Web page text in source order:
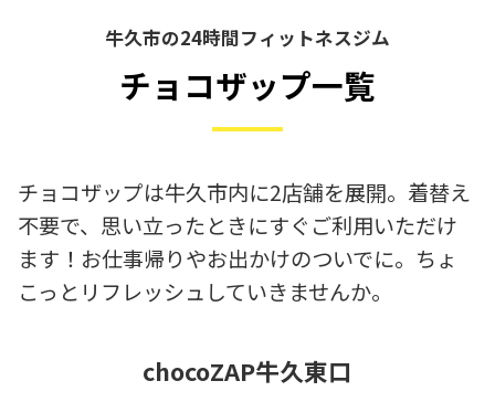
牛久市の24時間フィットネスジム
チョコザップ一覧
チョコザップは牛久市内に2店舗を展開。着替え
不要で、思い立ったときにすぐご利用いただけ
ます！お仕事帰りやお出かけのついでに。ちょ
こっとリフレッシュしていきませんか。
chocoZAP牛久東口